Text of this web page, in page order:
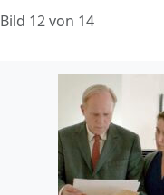
Bild 12 von 14